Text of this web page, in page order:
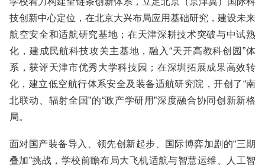
技创新中心定位，在北京大兴布局应用基础研究，建设未来
航空安全和适航研究基地；在天津深耕技术突破与中试熟
化，建成民航科技攻关主基地，融入“天开高教科创园”体
系，获评天津市优秀大学科技园；在深圳拓展成果高效转
化，建立低空航行体系安全及装备适航研究院，开创了“南
北联动、辐射全国”的“政产学研用”深度融合协同创新新格
局。
面对国产装备导入、领先创新起步、国际博弈加剧的“三期
叠加”挑战，学校前瞻布局大飞机适航与智慧运维、人工智